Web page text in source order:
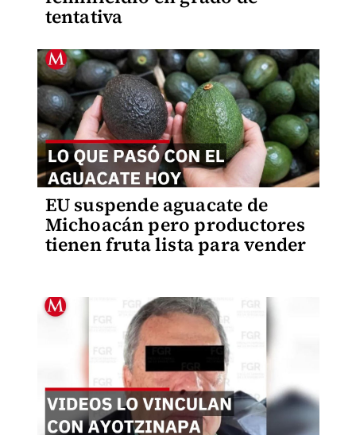
tentativa
EU suspende aguacate de
Michoacán pero productores
tienen fruta lista para vender